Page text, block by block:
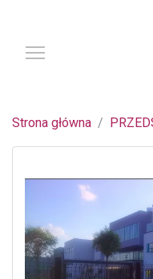
Strona główna